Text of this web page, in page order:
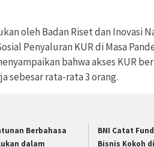
oleh Badan Riset dan Inovasi
Penyaluran KUR di Masa
bahwa akses KUR
sebesar rata-rata 3 orang.
Berbahasa
dalam
BNI Catat
Bisnis Kokoh